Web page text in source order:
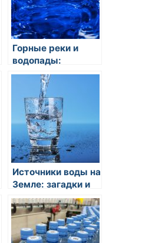
Горные реки и
водопады:
источники пресной
воды в
высокогорье
Источники воды на
Земле: загадки и
открытия